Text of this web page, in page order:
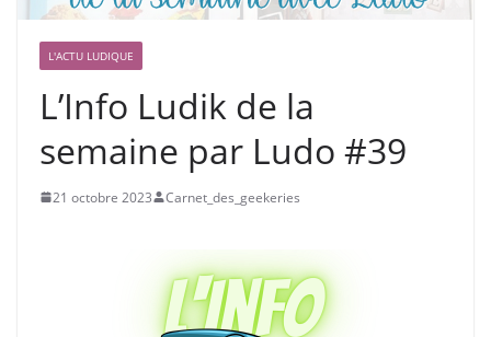
L'ACTU LUDIQUE
L’Info Ludik de la
semaine par Ludo #39
21 octobre 2023 Carnet_des_geekeries